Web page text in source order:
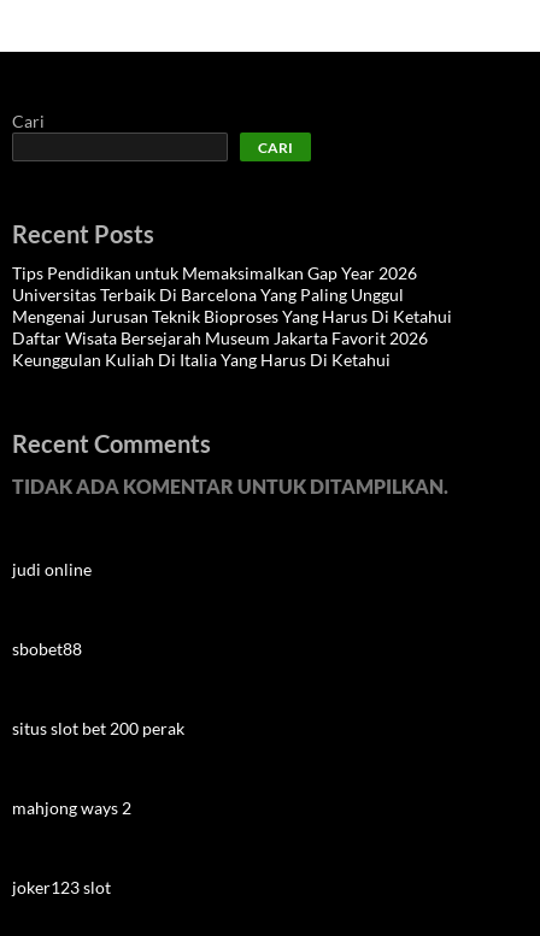
Cari
CARI
Recent Posts
Tips Pendidikan untuk Memaksimalkan Gap Year 2026
Universitas Terbaik Di Barcelona Yang Paling Unggul
Mengenai Jurusan Teknik Bioproses Yang Harus Di Ketahui
Daftar Wisata Bersejarah Museum Jakarta Favorit 2026
Keunggulan Kuliah Di Italia Yang Harus Di Ketahui
Recent Comments
TIDAK ADA KOMENTAR UNTUK DITAMPILKAN.
judi online
sbobet88
situs slot bet 200 perak
mahjong ways 2
joker123 slot